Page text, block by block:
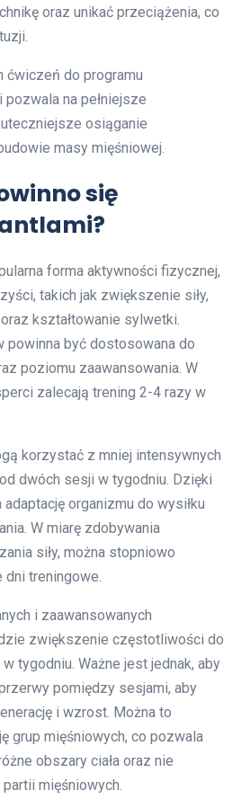
oraz unikać przeciążenia, co
ćwiczeń do programu
na pełniejsze
osiąganie
masy mięśniowej.
się
forma aktywności fizycznej,
takich jak zwiększenie siły,
kształtowanie sylwetki.
być dostosowana do
poziomu zaawansowania. W
zalecają trening 2-4 razy w
korzystać z mniej intensywnych
dwóch sesji w tygodniu. Dzięki
organizmu do wysiłku
W miarę zdobywania
siły, można stopniowo
treningowe.
i zaawansowanych
zwiększenie częstotliwości do
tygodniu. Ważne jest jednak, aby
pomiędzy sesjami, aby
i wzrost. Można to
grup mięśniowych, co pozwala
obszary ciała oraz nie
mięśniowych.